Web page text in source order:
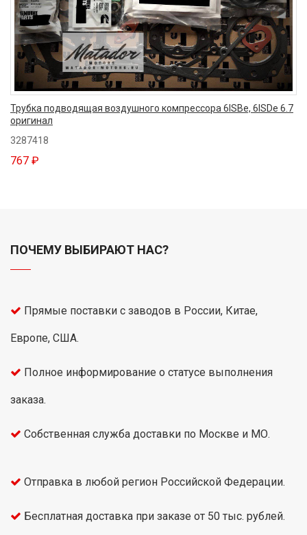
Трубка подводящая воздушного компрессора 6ISBe, 6ISDe 6.7
оригинал
3287418
767 ₽
ПОЧЕМУ ВЫБИРАЮТ НАС?
Прямые поставки с заводов в России, Китае,
Европе, США.
Полное информирование о статусе выполнения
заказа.
Собственная служба доставки по Москве и МО.
Отправка в любой регион Российской Федерации.
Бесплатная доставка при заказе от 50 тыс. рублей.